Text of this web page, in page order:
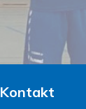
Kontakt